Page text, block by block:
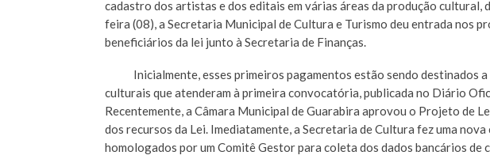
cadastro dos artistas e dos editais em várias áreas da produção cultural,
feira (08), a Secretaria Municipal de Cultura e Turismo deu entrada nos
beneficiários da lei junto à Secretaria de Finanças.
Inicialmente, esses primeiros pagamentos estão sendo destinados a
culturais que atenderam à primeira convocatória, publicada no Diário
Recentemente, a Câmara Municipal de Guarabira aprovou o Projeto de
dos recursos da Lei. Imediatamente, a Secretaria de Cultura fez uma
homologados por um Comitê Gestor para coleta dos dados bancários de